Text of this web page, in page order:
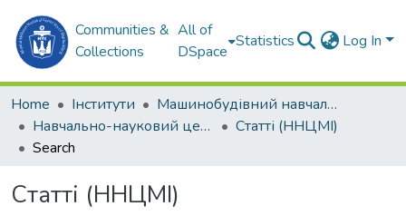
Communities &
Collections
All of
DSpace
Statistics Log In
Home Інститути
Машинобудівний навчально-науковий інститут (МННІ)
Навчально-науковий центр морської інфраструктури (ННЦМІ)
Статті (ННЦМІ)
Search
Статті (ННЦМІ)